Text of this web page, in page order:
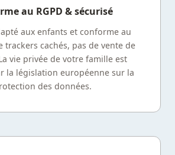
au RGPD & sécurisé
aux enfants et conforme au
trackers cachés, pas de vente de
vie privée de votre famille est
la législation européenne sur la
des données.